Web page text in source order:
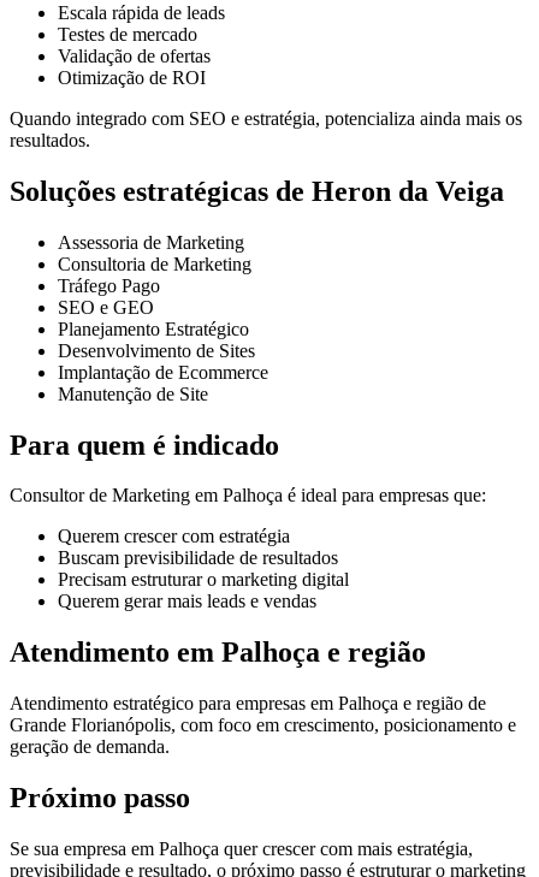
Escala rápida de leads
Testes de mercado
Validação de ofertas
Otimização de ROI
Quando integrado com SEO e estratégia, potencializa ainda mais os
resultados.
Soluções estratégicas de Heron da Veiga
Assessoria de Marketing
Consultoria de Marketing
Tráfego Pago
SEO e GEO
Planejamento Estratégico
Desenvolvimento de Sites
Implantação de Ecommerce
Manutenção de Site
Para quem é indicado
Consultor de Marketing em Palhoça é ideal para empresas que:
Querem crescer com estratégia
Buscam previsibilidade de resultados
Precisam estruturar o marketing digital
Querem gerar mais leads e vendas
Atendimento em Palhoça e região
Atendimento estratégico para empresas em Palhoça e região de
Grande Florianópolis, com foco em crescimento, posicionamento e
geração de demanda.
Próximo passo
Se sua empresa em Palhoça quer crescer com mais estratégia,
previsibilidade e resultado, o próximo passo é estruturar o marketing